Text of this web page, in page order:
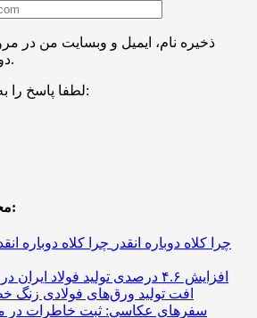
ذخیره نام، ایمیل و وبسایت من در
دوباره دیدگاهی می‌نویسم.
لطفا پاسخ را به عدد انگلیسی وارد کنید:
محبوب‌ترین مطالب مجله:
چرا کلاه دوباره انقدر
افت تولید ورق‌های فولادی